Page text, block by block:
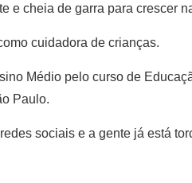
e cheia de garra para crescer
cuidadora de crianças.
Médio pelo curso de
Paulo.
sociais e a gente já está